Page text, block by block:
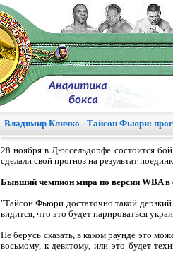
Владимир Кличко - Тайсон Фьюри:
28 ноября в Дюссельдорфе состоится
сделали свой прогноз на результат
Бывший чемпион мира по версии WBA в
"Тайсон Фьюри достаточно такой
видится, что это будет парироваться
Не берусь сказать, в каком раунде это
восьмому, к девятому, или это будет